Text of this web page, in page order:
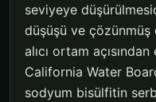
seviyeye
düşüşü ve
alıcı ortam
California Water
sodyum bisülfitin